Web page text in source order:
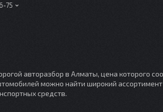
75
авторазбор в Алматы, цена которого
можно найти широкий ассортимент
средств.